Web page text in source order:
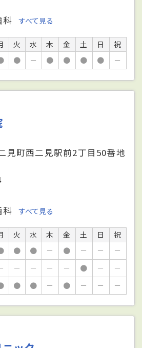
科 すべて見る
火 水 木 金 土 日
祝
● － ● ● ● ● －
見町西二見駅前2丁目50番地
科 すべて見る
火 水 木 金 土 日
祝
● ● － ● － －
－
－ － － － ● －
－
● ● － ● － － －